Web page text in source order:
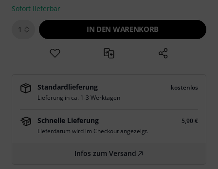
Sofort lieferbar
1 IN DEN WARENKORB
Standardlieferung
kostenlos
Lieferung in ca. 1-3 Werktagen
Schnelle Lieferung
5,90 €
Lieferdatum wird im Checkout angezeigt.
Infos zum Versand